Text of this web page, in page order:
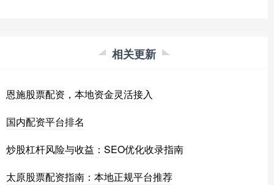
相关更新
恩施股票配资，本地资金灵活接入
国内配资平台排名
炒股杠杆风险与收益：SEO优化收录指南
太原股票配资指南：本地正规平台推荐